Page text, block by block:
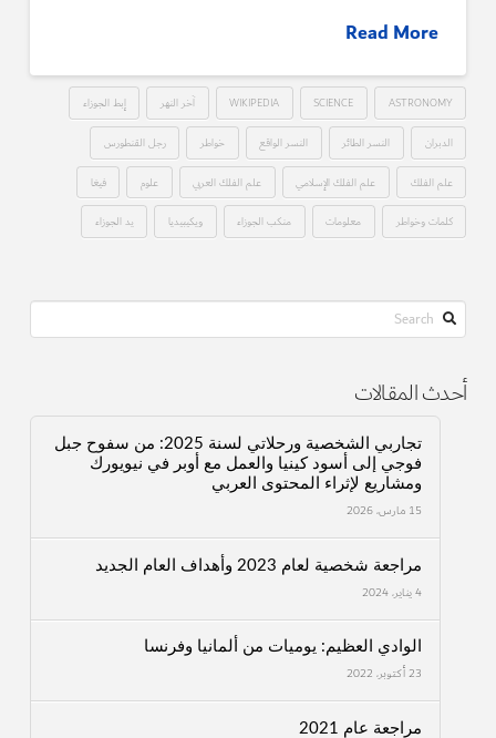
Read More
ASTRONOMY
SCIENCE
WIKIPEDIA آخر النهر إبط الجوزاء
الدبران النسر الطائر النسر الواقع خواطر رجل القنطورس
علم الفلك علم الفلك الإسلامي علم الفلك العربي علوم فيغا
كلمات وخواطر معلومات منكب الجوزاء ويكيبيديا يد الجوزاء
Search
أحدث المقالات
تجاربي الشخصية ورحلاتي لسنة 2025: من سفوح جبل
فوجي إلى أسود كينيا والعمل مع أوبر في نيويورك
ومشاريع لإثراء المحتوى العربي
15 مارس، 2026
مراجعة شخصية لعام 2023 وأهداف العام الجديد
4 يناير، 2024
الوادي العظيم: يوميات من ألمانيا وفرنسا
23 أكتوبر، 2022
مراجعة عام 2021